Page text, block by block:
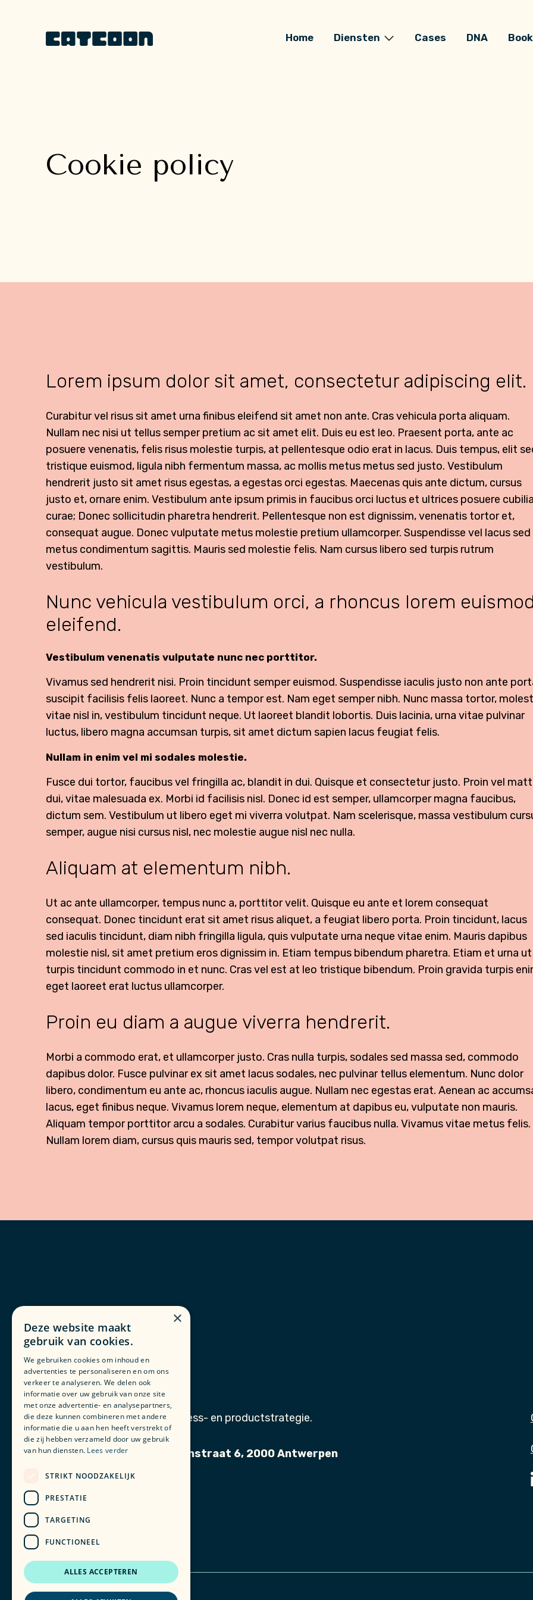
Home Diensten Cases DNA
Cookie policy
Lorem ipsum dolor sit amet, consectetur adipiscing elit.
Curabitur vel risus sit amet urna finibus eleifend sit amet non ante. Cras vehicula porta aliquam.
Nullam nec nisi ut tellus semper pretium ac sit amet elit. Duis eu est leo. Praesent porta, ante ac
posuere venenatis, felis risus molestie turpis, at pellentesque odio erat in lacus. Duis tempus, elit
tristique euismod, ligula nibh fermentum massa, ac mollis metus metus sed justo. Vestibulum
hendrerit justo sit amet risus egestas, a egestas orci egestas. Maecenas quis ante dictum, cursus
justo et, ornare enim. Vestibulum ante ipsum primis in faucibus orci luctus et ultrices posuere
curae; Donec sollicitudin pharetra hendrerit. Pellentesque non est dignissim, venenatis tortor et,
consequat augue. Donec vulputate metus molestie pretium ullamcorper. Suspendisse vel lacus sed
metus condimentum sagittis. Mauris sed molestie felis. Nam cursus libero sed turpis rutrum
vestibulum.
Nunc vehicula vestibulum orci, a rhoncus lorem
eleifend.
Vestibulum venenatis vulputate nunc nec porttitor.
Vivamus sed hendrerit nisi. Proin tincidunt semper euismod. Suspendisse iaculis justo non ante
suscipit facilisis felis laoreet. Nunc a tempor est. Nam eget semper nibh. Nunc massa tortor,
vitae nisl in, vestibulum tincidunt neque. Ut laoreet blandit lobortis. Duis lacinia, urna vitae pulvinar
luctus, libero magna accumsan turpis, sit amet dictum sapien lacus feugiat felis.
Nullam in enim vel mi sodales molestie.
Fusce dui tortor, faucibus vel fringilla ac, blandit in dui. Quisque et consectetur justo. Proin vel
dui, vitae malesuada ex. Morbi id facilisis nisl. Donec id est semper, ullamcorper magna faucibus,
dictum sem. Vestibulum ut libero eget mi viverra volutpat. Nam scelerisque, massa vestibulum
semper, augue nisi cursus nisl, nec molestie augue nisl nec nulla.
Aliquam at elementum nibh.
Ut ac ante ullamcorper, tempus nunc a, porttitor velit. Quisque eu ante et lorem consequat
consequat. Donec tincidunt erat sit amet risus aliquet, a feugiat libero porta. Proin tincidunt, lacus
sed iaculis tincidunt, diam nibh fringilla ligula, quis vulputate urna neque vitae enim. Mauris dapibus
molestie nisl, sit amet pretium eros dignissim in. Etiam tempus bibendum pharetra. Etiam et urna ut
turpis tincidunt commodo in et nunc. Cras vel est at leo tristique bibendum. Proin gravida turpis
eget laoreet erat luctus ullamcorper.
Proin eu diam a augue viverra hendrerit.
Morbi a commodo erat, et ullamcorper justo. Cras nulla turpis, sodales sed massa sed, commodo
dapibus dolor. Fusce pulvinar ex sit amet lacus sodales, nec pulvinar tellus elementum. Nunc dolor
libero, condimentum eu ante ac, rhoncus iaculis augue. Nullam nec egestas erat. Aenean ac
lacus, eget finibus neque. Vivamus lorem neque, elementum at dapibus eu, vulputate non mauris.
Aliquam tempor porttitor arcu a sodales. Curabitur varius faucibus nulla. Vivamus vitae metus felis.
Nullam lorem diam, cursus quis mauris sed, tempor volutpat risus.
Catcoon. Uw partner in business- en productstrategie.
STUW building - Vlaanderenstraat 6, 2000 Antwerpen
×
Deze website maakt
gebruik van cookies.
We gebruiken cookies om inhoud en
advertenties te personaliseren en om ons
verkeer te analyseren. We delen ook
informatie over uw gebruik van onze site
met onze advertentie- en analysepartners,
die deze kunnen combineren met andere
informatie die u aan hen heeft verstrekt of
die zij hebben verzameld door uw gebruik
van hun diensten. Lees verder
STRIKT NOODZAKELIJK
PRESTATIE
TARGETING
FUNCTIONEEL
ALLES ACCEPTEREN